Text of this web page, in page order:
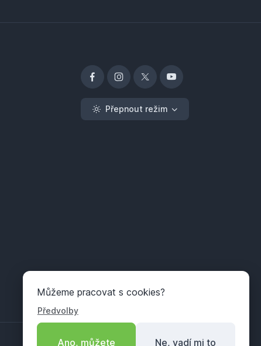
Přepnout režim
Můžeme pracovat s cookies?
Předvolby
Ano, můžete Ne, vadí mi to